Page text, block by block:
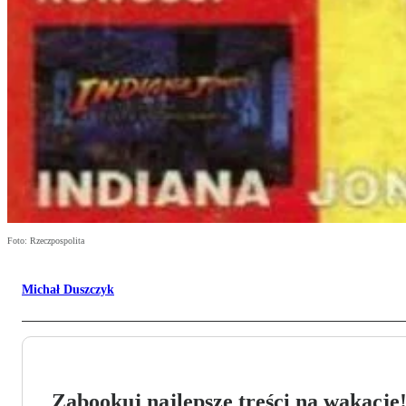
Foto: Rzeczpospolita
Michał Duszczyk